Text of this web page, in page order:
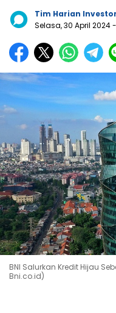
Tim Harian Investor
Selasa, 30 April 2024
BNI Salurkan Kredit Hijau
Bni.co.id)